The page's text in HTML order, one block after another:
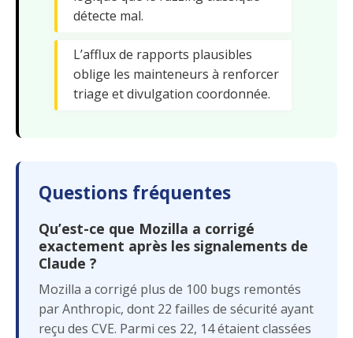
détecte mal.
L’afflux de rapports plausibles
oblige les mainteneurs à renforcer
triage et divulgation coordonnée.
Questions fréquentes
Qu’est-ce que Mozilla a corrigé
exactement après les signalements de
Claude ?
Mozilla a corrigé plus de 100 bugs remontés
par Anthropic, dont 22 failles de sécurité ayant
reçu des CVE. Parmi ces 22, 14 étaient classées